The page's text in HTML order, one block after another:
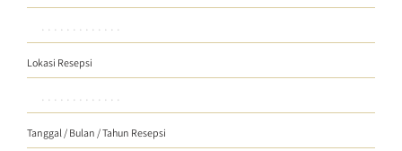
Lokasi Resepsi
Tanggal / Bulan / Tahun Resepsi